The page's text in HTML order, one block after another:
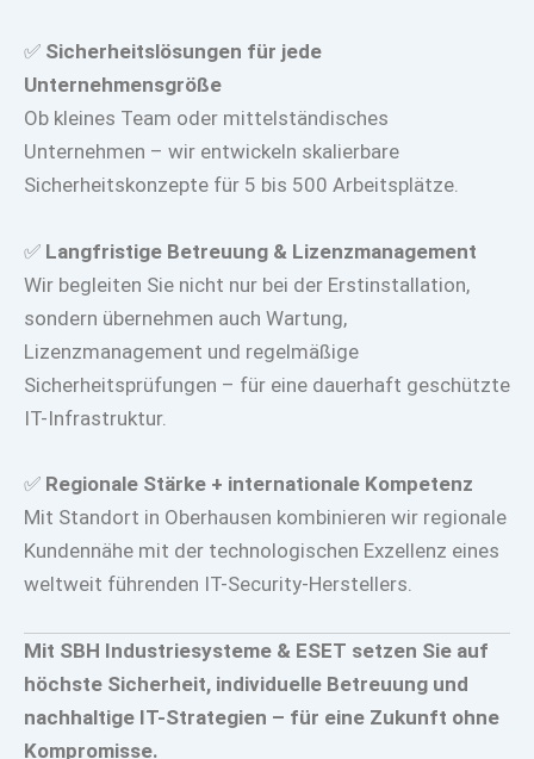
✅ Sicherheitslösungen für jede
Unternehmensgröße
Ob kleines Team oder mittelständisches
Unternehmen – wir entwickeln skalierbare
Sicherheitskonzepte für 5 bis 500 Arbeitsplätze.
✅ Langfristige Betreuung & Lizenzmanagement
Wir begleiten Sie nicht nur bei der Erstinstallation,
sondern übernehmen auch Wartung,
Lizenzmanagement und regelmäßige
Sicherheitsprüfungen – für eine dauerhaft geschützte
IT-Infrastruktur.
✅ Regionale Stärke + internationale Kompetenz
Mit Standort in Oberhausen kombinieren wir regionale
Kundennähe mit der technologischen Exzellenz eines
weltweit führenden IT-Security-Herstellers.
Mit SBH Industriesysteme & ESET setzen Sie auf
höchste Sicherheit, individuelle Betreuung und
nachhaltige IT-Strategien – für eine Zukunft ohne
Kompromisse.